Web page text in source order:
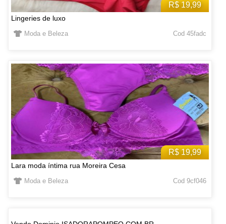
R$ 19,99
Lingeries de luxo
Moda e Beleza Cod 45fadc
R$ 19,99
Lara moda íntima rua Moreira Cesa
Moda e Beleza Cod 9cf046